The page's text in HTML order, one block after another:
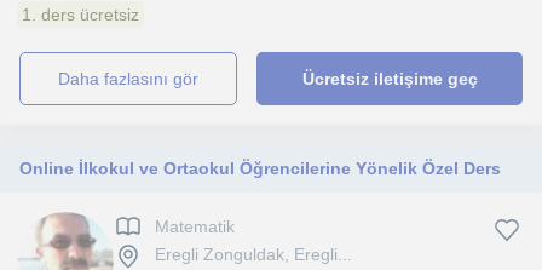
1. ders ücretsiz
daha fazlasını gör Ücretsiz iletişime geç
Online İlkokul ve Ortaokul Öğrencilerine Yönelik Özel Ders
Matematik
Eregli Zonguldak, Eregli...